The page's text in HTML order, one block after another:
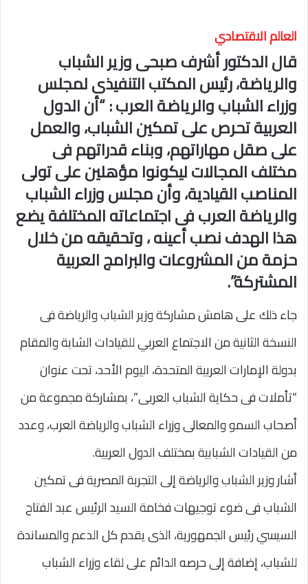
العالم الاقتصادي
قال الدكتور أشرف صبحى وزير الشباب
والرياضة، رئيس المكتب التنفيذى لمجلس
وزراء الشباب والرياضة العرب : “أن الدول
العربية تحرص على تمكين الشباب، والعمل
على صقل مهاراتهم، وبناء قدراتهم فى
مختلف المجالات ليكونوا مؤهلين على تولى
المناصب القيادية، وأن مجلس وزراء الشباب
والرياضة العرب فى اجتماعاته المختلفة يضع
هذا الهدف نصب أعينه ، وتحقيقه من خلال
حزمة من المشروعات والبرامج العربية
المشتركة”.
جاء ذلك على هامش مشاركة وزير الشباب والرياضة فى
النسخة الثانية من الاجتماع العربي للقيادات الشابة والمقام
بدولة الإمارات العربية المتحدة، اليوم الأحد، تحت عنوان
“تأملات فى حكاية الشباب العربى”، بمشاركة مجموعة من
أصحاب السمو والمعالى وزراء الشباب والرياضة العرب، وعدد
من القيادات الشبابية بمختلف الدول العربية.
أشار وزير الشباب والرياضة إلى التجربة المصرية فى تمكين
الشباب فى ضوء توجيهات فخامة السيد الرئيس عبد الفتاح
السيسي رئيس الجمهورية، الذى يقدم كل الدعم والمساندة
للشباب، إضافة إلى حرصه الدائم على لقاء وزراء الشباب